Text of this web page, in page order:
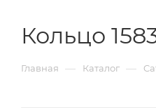
Кольцо
Главная — Каталог —